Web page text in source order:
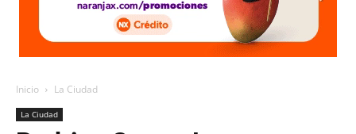
Inicio La Ciudad
La Ciudad